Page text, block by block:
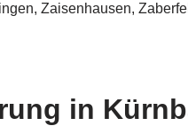
Zaisenhausen,
in